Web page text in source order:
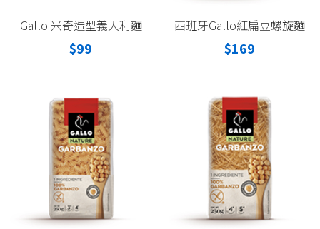
Gallo 米奇造型義大利麵
$99
西班牙Gallo紅扁豆螺旋麵
$169